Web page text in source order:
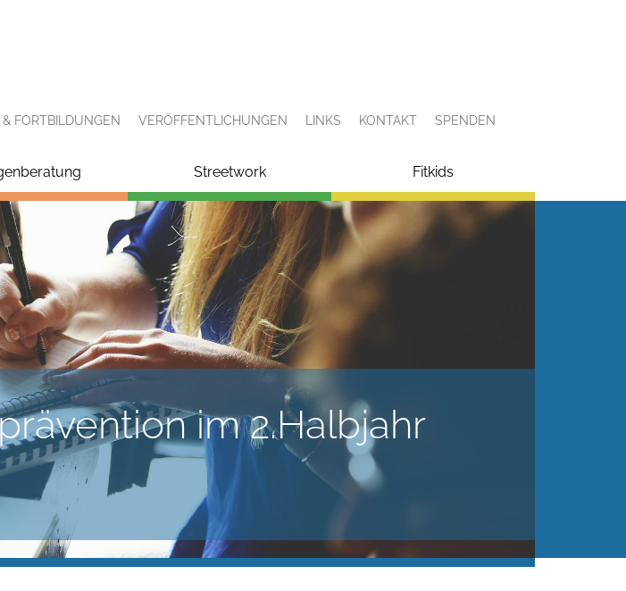
FORTBILDUNGEN VERÖFFENTLICHUNGEN LINKS KONTAKT SPENDEN
Streetwork Fitkids
im 2.Halbjahr